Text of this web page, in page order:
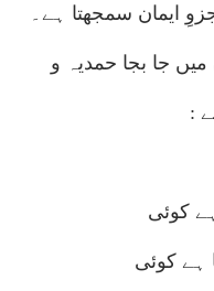
ایمان سمجھتا ہے۔
جا بجا حمدیہ و
:
کوئی
ہے کوئی